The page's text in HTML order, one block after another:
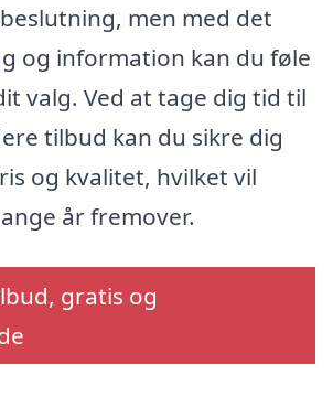
men med det
og information kan du føle
valg. Ved at tage dig tid til
tilbud kan du sikre dig
og kvalitet, hvilket vil
år fremover.
gratis og